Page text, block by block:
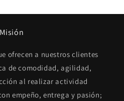
Misión
ofrecen a nuestros clientes
de comodidad, agilidad,
al realizar actividad
empeño, entrega y pasión;